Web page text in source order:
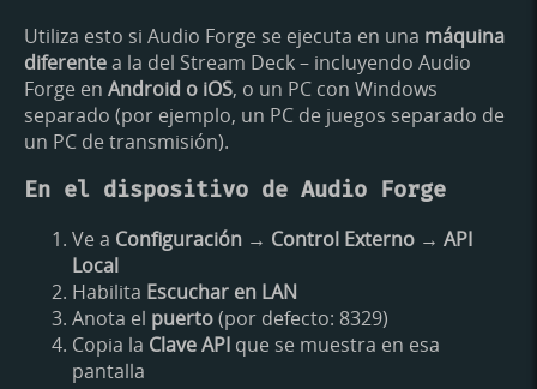
Utiliza esto si Audio Forge se ejecuta en una máquina
diferentea la del Stream Deck – incluyendo Audio
Forge en Android o iOS, o un PC con Windows
separado (por ejemplo, un PC de juegos separado de
un PC de transmisión).
En el dispositivo de Audio Forge
Ve a Configuración → Control Externo → API
Local
Habilita Escuchar en LAN
Anota el puerto(por defecto: 8329)
Copia la Clave API que se muestra en esa
pantalla